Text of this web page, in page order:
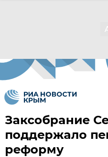
Заксобрание
поддержало
реформу